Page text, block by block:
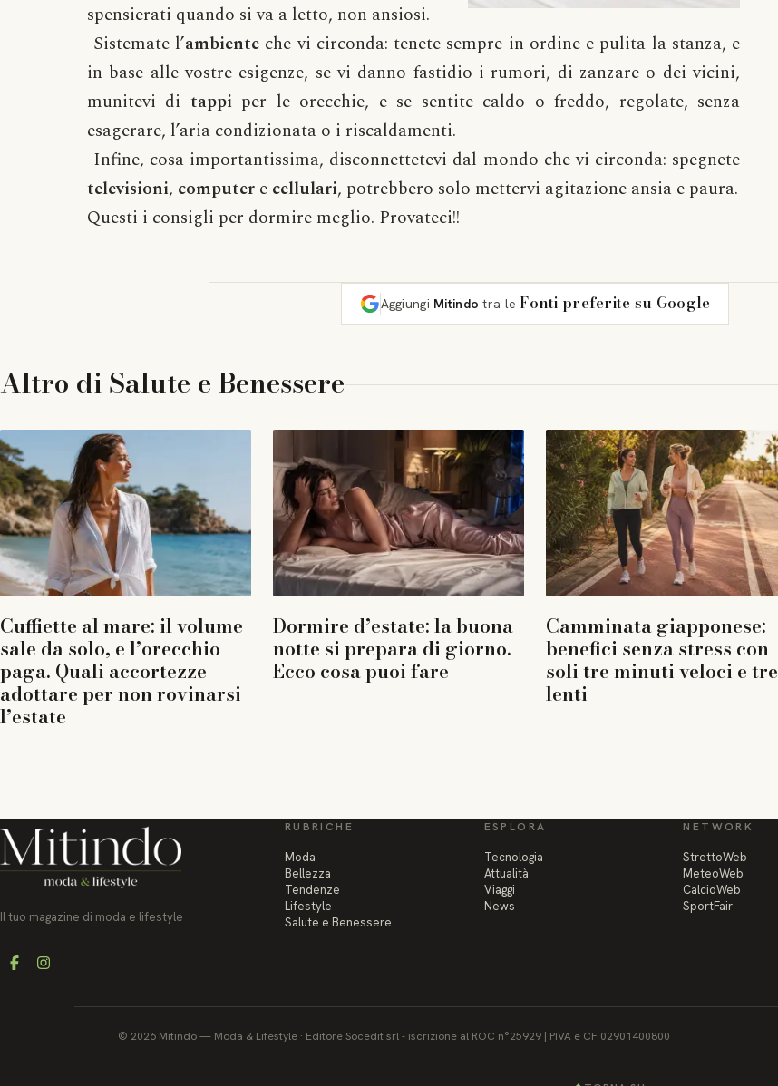
spensierati quando si va a letto, non ansiosi.
-Sistemate l’ambiente che vi circonda: tenete sempre in ordine e pulita la stanza, e
in base alle vostre esigenze, se vi danno fastidio i rumori, di zanzare o dei vicini,
munitevi di tappiper le orecchie, e se sentite caldo o freddo, regolate, senza
esagerare, l’aria condizionata o i riscaldamenti.
-Infine, cosa importantissima, disconnettetevi dal mondo che vi circonda: spegnete
televisioni, computer e cellulari, potrebbero solo mettervi agitazione ansia e paura.
Questi i consigli per dormire meglio. Provateci!!
Aggiungi Mitindo tra le Fonti preferite su Google
Altro diSalute e Benessere
Cuffiette al mare: il volume
sale da solo, e l’orecchio
paga. Quali accortezze
adottare per non rovinarsi
l’estate
Dormire d’estate: la buona
notte si prepara di giorno.
Ecco cosa puoi fare
Camminata giapponese:
benefici senza stress con
soli tre minuti veloci e tre
lenti
Il tuo magazine di moda e lifestyle
FacebookInstagram
RUBRICHE
Moda
Bellezza
Tendenze
Lifestyle
Salute e Benessere
ESPLORA
Tecnologia
Attualità
Viaggi
News
NETWORK
StrettoWeb
MeteoWeb
CalcioWeb
SportFair
© 2026 Mitindo— Moda & Lifestyle · Editore Socedit srl - iscrizione al ROC n°25929 | PIVA e CF 02901400800